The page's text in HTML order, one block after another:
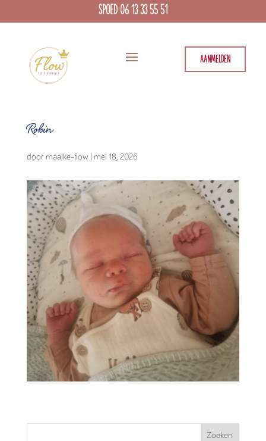
SPOED 06 13 33 55 51
AANMELDEN
Robin
door maaike-flow | mei 18, 2026